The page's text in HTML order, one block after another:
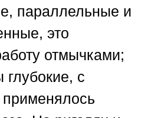
параллельные и
это
отмычками;
с